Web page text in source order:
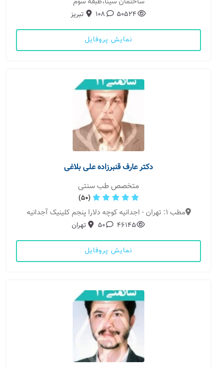
50524
108 تبریز
نمایش پروفایل
دکتر عارف قنبرزاده علی بلاغی
متخصص طب سنتی
(50)
مطب 1: تهران - اجدانیه کوچه دلارا پنجم کلینیک آجدانیه
46145
50 تهران
نمایش پروفایل